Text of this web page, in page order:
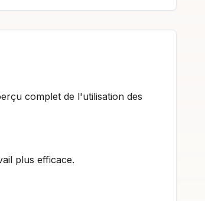
complet de l'utilisation des
plus efficace.